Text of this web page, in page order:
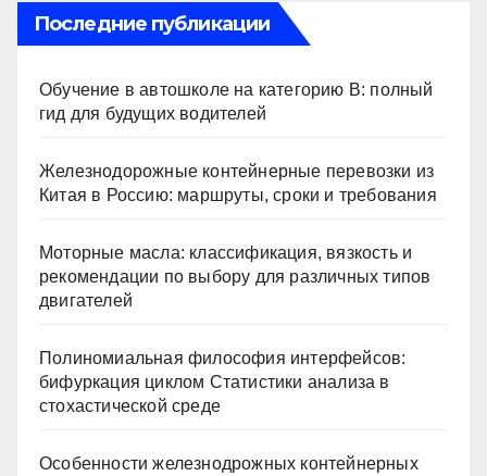
Последние публикации
Обучение в автошколе на категорию В: полный
гид для будущих водителей
Железнодорожные контейнерные перевозки из
Китая в Россию: маршруты, сроки и требования
Моторные масла: классификация, вязкость и
рекомендации по выбору для различных типов
двигателей
Полиномиальная философия интерфейсов:
бифуркация циклом Статистики анализа в
стохастической среде
Особенности железнодрожных контейнерных